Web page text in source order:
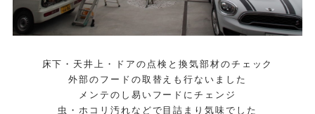
床下・天井上・ドアの点検と換気部材のチェック
外部のフードの取替えも行ないました
メンテのし易いフードにチェンジ
虫・ホコリ汚れなどで目詰まり気味でした